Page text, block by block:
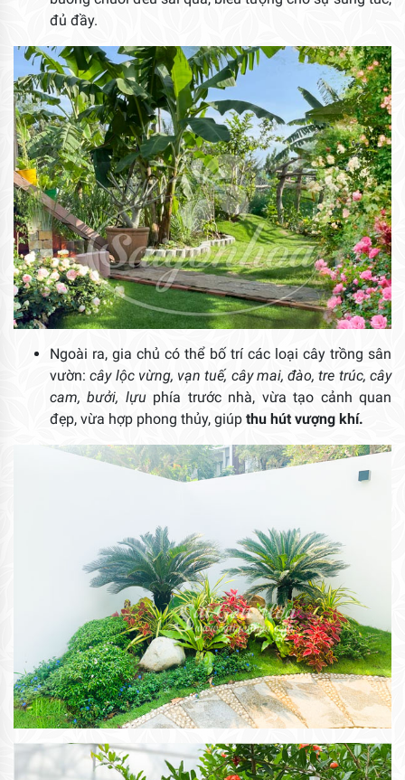
đủ đầy.
Ngoài ra, gia chủ có thể bố trí các loại cây trồng sân
vườn:cây lộc vừng, vạn tuế, cây mai, đào, tre trúc, cây
cam, bưởi, lựuphía trước nhà, vừa tạo cảnh quan
đẹp, vừa hợp phong thủy, giúp thu hút vượng khí.